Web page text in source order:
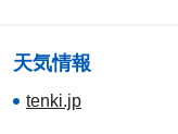
天気情報
tenki.jp